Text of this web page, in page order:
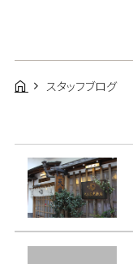
スタッフブログ